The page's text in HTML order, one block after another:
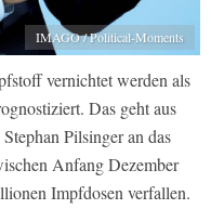
IMAGO / Political-Moments
vernichtet werden als
Das geht aus
Pilsinger an das
Anfang Dezember
Impfdosen verfallen.